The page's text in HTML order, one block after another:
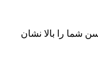
شما را بالا نشان